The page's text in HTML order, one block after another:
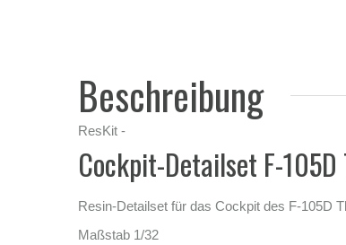
Beschreibung
ResKit -
Cockpit-Detailset F-
Resin-Detailset für das Cockpit des F-105D
Maßstab 1/32